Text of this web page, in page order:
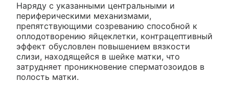
Наряду с указанными центральными и
периферическими механизмами,
препятствующими созреванию способной к
оплодотворению яйцеклетки, контрацептивный
эффект обусловлен повышением вязкости
слизи, находящейся в шейке матки, что
затрудняет проникновение сперматозоидов в
полость матки.